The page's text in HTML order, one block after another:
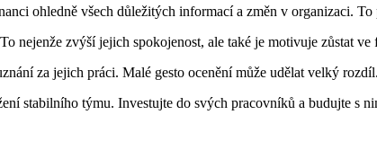
ohledně všech důležitých informací a změn v organizaci.
nejenže zvýší jejich spokojenost, ale také je motivuje zůstat ve
za jejich práci. Malé gesto ocenění může udělat velký rozdíl.
stabilního týmu. Investujte do svých pracovníků a budujte s